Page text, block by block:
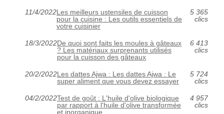
11/4/2022Les meilleurs ustensiles de cuisson
pour la cuisine : Les outils essentiels de
votre cuisinier
5 365
clics
18/3/2022De quoi sont faits les moules à gâteaux
? Les matériaux surprenants utilisés
pour la cuisson des gâteaux
6 413
clics
20/2/2022Les dattes Ajwa : Les dattes Ajwa : Le
super aliment que vous devez essayer
5 724
clics
04/2/2022Test de goût : L'huile d'olive biologique
par rapport à l'huile d'olive transformée
et inorganique
4 957
clics